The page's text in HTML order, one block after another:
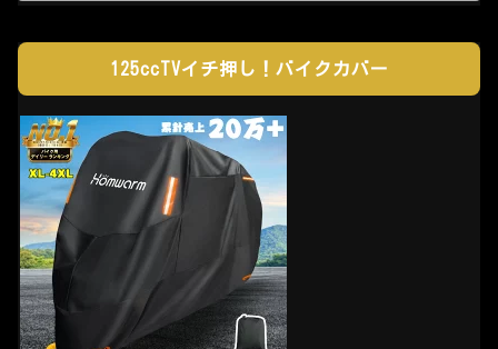
125ccTVイチ押し！バイクカバー